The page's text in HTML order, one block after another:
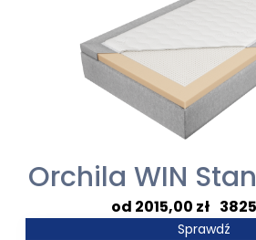
Orchila WIN
2015,00 zł–
Zakres
Sprawdź